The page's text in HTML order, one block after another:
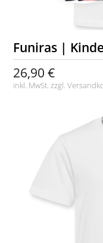
Funiras |
26,90 €
inkl. MwSt. zzgl.